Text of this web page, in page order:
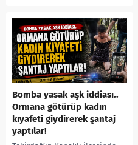
Bomba yasak aşk iddiası..
Ormana götürüp kadın
kıyafeti giydirerek şantaj
yaptılar!